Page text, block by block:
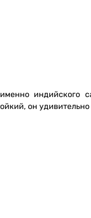
индийского
он